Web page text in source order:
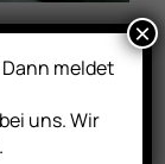
meldet
uns. Wir
×